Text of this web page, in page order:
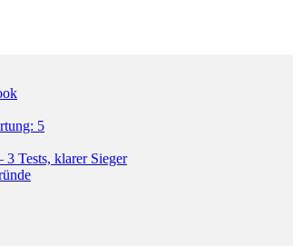
5
Tests, klarer Sieger